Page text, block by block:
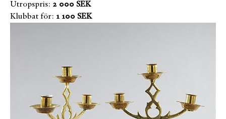
Utropspris: 2 000 SEK
Klubbat för: 1 100 SEK